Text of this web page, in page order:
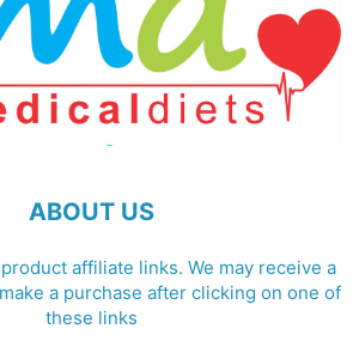
ABOUT US
affiliate links. We may receive a
a purchase after clicking on one of
these links